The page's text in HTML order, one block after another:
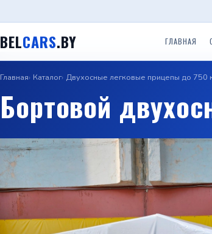
BELCARS.BY ГЛАВНАЯ
Одноосные легковые
прицепы до 750 кг.
Прицеп
Прицепы Respo
Главная Каталог Двухосные легковые прицепы до 750
Бортовой